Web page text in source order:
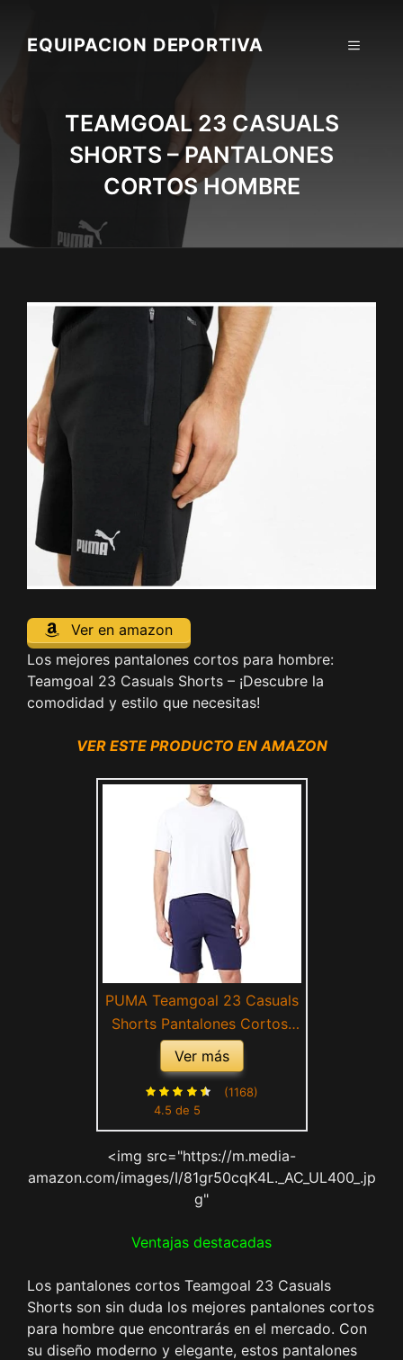
contentEQUIPACION DEPORTIVA MENU
TEAMGOAL 23 CASUALS
SHORTS – PANTALONES
CORTOS HOMBRE
Ver en amazon
Los mejores pantalones cortos para hombre:
Teamgoal 23 Casuals Shorts – ¡Descubre la
comodidad y estilo que necesitas!
VER ESTE PRODUCTO EN AMAZON
PUMA Teamgoal 23 Casuals
Shorts Pantalones Cortos,
Hombre, Peacoat, M
Ver más
4.5 de 5
(1168)
<img src="https://m.media-
amazon.com/images/I/81gr50cqK4L._AC_UL400_.jp
g"
Ventajas destacadas
Los pantalones cortos Teamgoal 23 Casuals
Shorts son sin duda los mejores pantalones cortos
para hombre que encontrarás en el mercado. Con
su diseño moderno y elegante, estos pantalones